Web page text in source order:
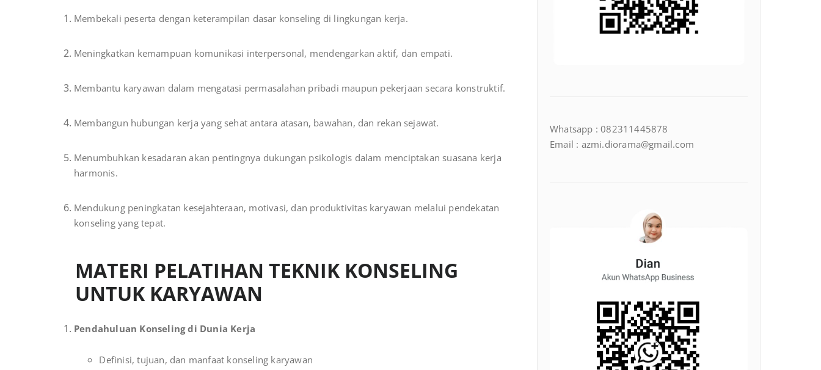
Membekali peserta dengan keterampilan dasar konseling di lingkungan kerja.
Meningkatkan kemampuan komunikasi interpersonal, mendengarkan aktif, dan empati.
Membantu karyawan dalam mengatasi permasalahan pribadi maupun pekerjaan secara konstruktif.
Membangun hubungan kerja yang sehat antara atasan, bawahan, dan rekan sejawat.
Menumbuhkan kesadaran akan pentingnya dukungan psikologis dalam menciptakan suasana kerja
harmonis.
Mendukung peningkatan kesejahteraan, motivasi, dan produktivitas karyawan melalui pendekatan
konseling yang tepat.
MATERI PELATIHAN TEKNIK KONSELING
UNTUK KARYAWAN
Pendahuluan Konseling di Dunia Kerja
Definisi, tujuan, dan manfaat konseling karyawan
Whatsapp : 082311445878
Email : azmi.diorama@gmail.com